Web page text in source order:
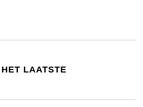
HET LAATSTE